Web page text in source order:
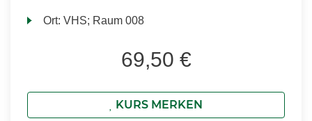
Ort:VHS; Raum 008
69,50 €
KURS MERKEN